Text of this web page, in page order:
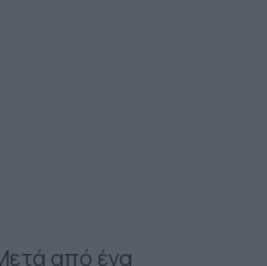
από ένα